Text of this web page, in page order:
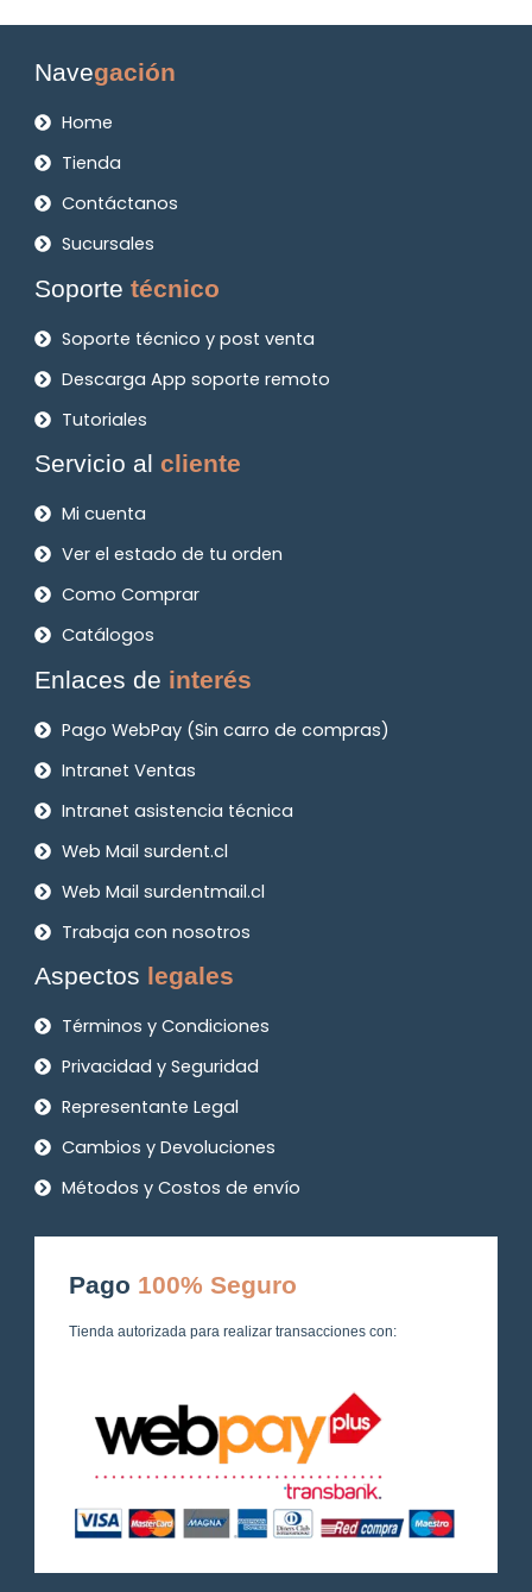
Navegación
Home
Tienda
Contáctanos
Sucursales
Soportetécnico
Soporte técnico y post venta
Descarga App soporte remoto
Tutoriales
Servicio alcliente
Mi cuenta
Ver el estado de tu orden
Como Comprar
Catálogos
Enlaces de interés
Pago WebPay (Sin carro de compras)
Intranet Ventas
Intranet asistencia técnica
Web Mail surdent.cl
Web Mail surdentmail.cl
Trabaja con nosotros
Aspectos legales
Términos y Condiciones
Privacidad y Seguridad
Representante Legal
Cambios y Devoluciones
Métodos y Costos de envío
Pago 100% Seguro
Tienda autorizada para realizar transacciones con: